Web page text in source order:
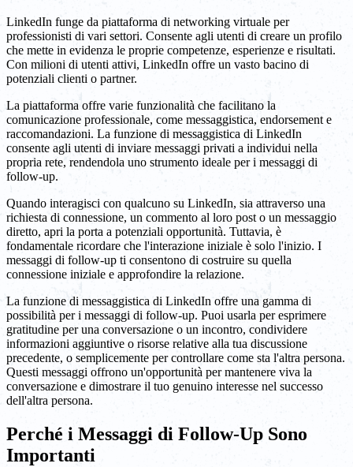
LinkedIn funge da piattaforma di networking virtuale per
professionisti di vari settori. Consente agli utenti di creare un profilo
che mette in evidenza le proprie competenze, esperienze e risultati.
Con milioni di utenti attivi, LinkedIn offre un vasto bacino di
potenziali clienti o partner.
La piattaforma offre varie funzionalità che facilitano la
comunicazione professionale, come messaggistica, endorsement e
raccomandazioni. La funzione di messaggistica di LinkedIn
consente agli utenti di inviare messaggi privati a individui nella
propria rete, rendendola uno strumento ideale per i messaggi di
follow-up.
Quando interagisci con qualcuno su LinkedIn, sia attraverso una
richiesta di connessione, un commento al loro post o un messaggio
diretto, apri la porta a potenziali opportunità. Tuttavia, è
fondamentale ricordare che l'interazione iniziale è solo l'inizio. I
messaggi di follow-up ti consentono di costruire su quella
connessione iniziale e approfondire la relazione.
La funzione di messaggistica di LinkedIn offre una gamma di
possibilità per i messaggi di follow-up. Puoi usarla per esprimere
gratitudine per una conversazione o un incontro, condividere
informazioni aggiuntive o risorse relative alla tua discussione
precedente, o semplicemente per controllare come sta l'altra persona.
Questi messaggi offrono un'opportunità per mantenere viva la
conversazione e dimostrare il tuo genuino interesse nel successo
dell'altra persona.
Perché i Messaggi di Follow-Up Sono
Importanti